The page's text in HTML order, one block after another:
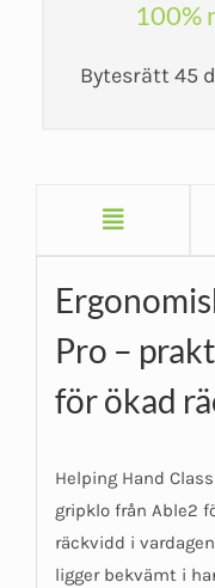
100%
Bytesrätt 45
Pro –
för ökad
Helping Hand
gripklo från Able2
räckvidd i
ligger bekvämt i